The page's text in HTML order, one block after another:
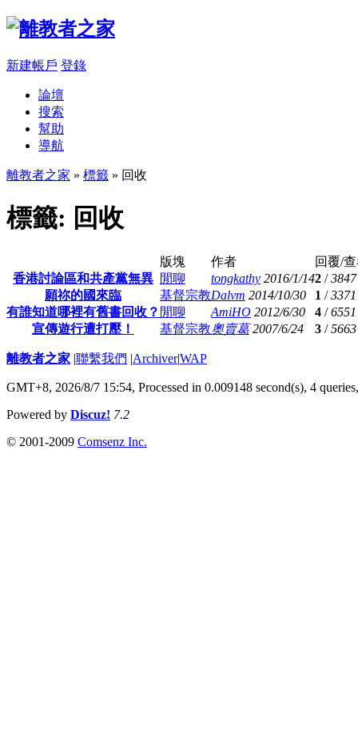
新建帳戶 登錄
論壇
搜索
幫助
導航
離教者之家 » 標籤 » 回收
標籤: 回收
版塊 作者
回覆/
香港討論區和共產黨無異 閒聊 tongkathy 2016/1/142 /3847
願祢的國來臨
基督宗教Dalvm 2014/10/30 1 /3371
有誰知道哪裡有舊書回收？ 閒聊 AmiHO 2012/6/30 4 /6551
宣傳遊行遭打壓！
基督宗教奧賣葛 2007/6/24 3 /5663
離教者之家 |聯繫我們 |Archiver|WAP
GMT+8, 2026/8/7 15:54, Processed in 0.009148 second(s), 4
Powered by Discuz! 7.2
© 2001-2009 Comsenz Inc.